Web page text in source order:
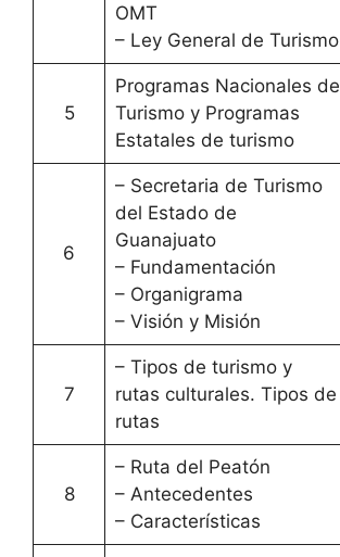
OMT
– Ley General de Turismo
5
Programas Nacionales de
Turismo y Programas
Estatales de turismo
6
– Secretaria de Turismo
del Estado de
Guanajuato
– Fundamentación
– Organigrama
– Visión y Misión
7
– Tipos de turismo y
rutas culturales. Tipos de
rutas
8
– Ruta del Peatón
– Antecedentes
– Características